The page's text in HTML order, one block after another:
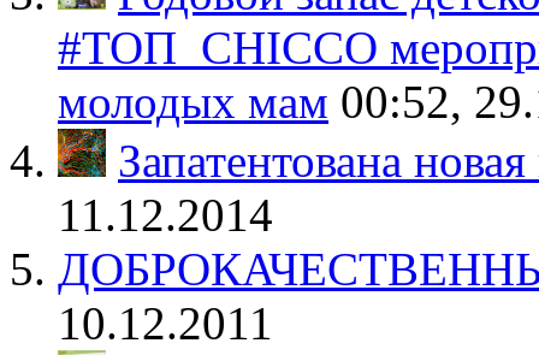
#ТОП_CHICCO
молодых мам 00:52,
Запатентована
11.12.2014
10.12.2011